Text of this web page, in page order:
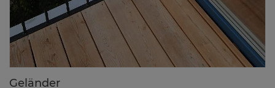
Ge­län­der